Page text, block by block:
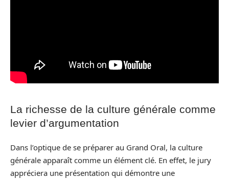
La richesse de la culture générale comme
levier d’argumentation
Dans l’optique de se préparer au Grand Oral, la culture
générale apparaît comme un élément clé. En effet, le jury
appréciera une présentation qui démontre une